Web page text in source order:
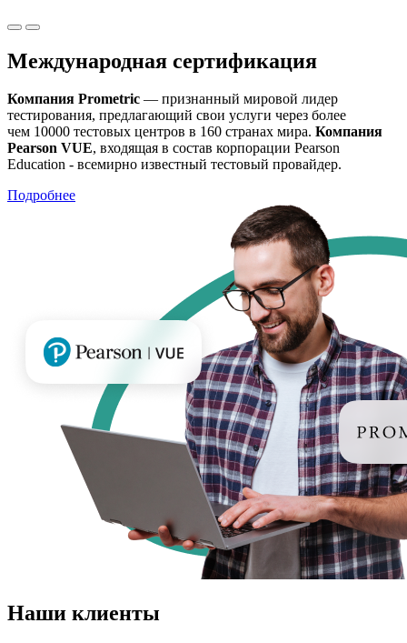
Международная сертификация
Компания Prometric — признанный мировой лидер
тестирования, предлагающий свои услуги через более
чем 10000 тестовых центров в 160 странах мира. Компания
Pearson VUE, входящая в состав корпорации Pearson
Education - всемирно известный тестовый провайдер.
Подробнее
Наши клиенты